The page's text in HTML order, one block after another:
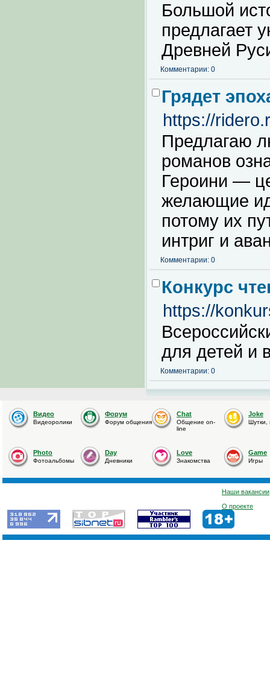
Большой
предлагает
Древней
Комментарии: 0
Грядет
https://
Предлагаю
романов
Героини —
желающие
потому их
интриг и
Комментарии: 0
Конкурс
https://
для детей и
Комментарии: 0
Видео
Видеоролики
Форум
Форум общения
Chat
Общение on-
line
Joke
Шутки,
Photo
Фотоальбомы
Day
Дневники
Love
Знакомства
Game
Игры
Наши вакансии
О проекте